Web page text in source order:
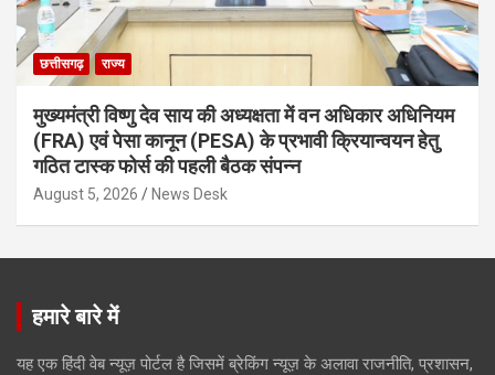
छत्तीसगढ़ राज्य
मुख्यमंत्री विष्णु देव साय की अध्यक्षता में वन अधिकार अधिनियम
(FRA) एवं पेसा कानून (PESA) के प्रभावी क्रियान्वयन हेतु
गठित टास्क फोर्स की पहली बैठक संपन्न
August 5, 2026 News Desk
हमारे बारे में
यह एक हिंदी वेब न्यूज़ पोर्टल है जिसमें ब्रेकिंग न्यूज़ के अलावा राजनीति, प्रशासन,